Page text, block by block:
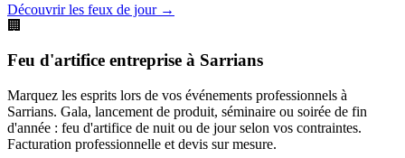
Découvrir les feux de jour→
🏢
Feu d'artifice entreprise à Sarrians
Marquez les esprits lors de vos événements professionnels à
Sarrians. Gala, lancement de produit, séminaire ou soirée de fin
d'année : feu d'artifice de nuit ou de jour selon vos contraintes.
Facturation professionnelle et devis sur mesure.